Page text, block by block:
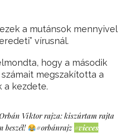
a mutánsok mennyivel
vírusnál.
hogy a második
megszakította a
a kezdete.
Viktor rajza: kiszúrtam rajta
beszél!
#orbánrajz #vicces